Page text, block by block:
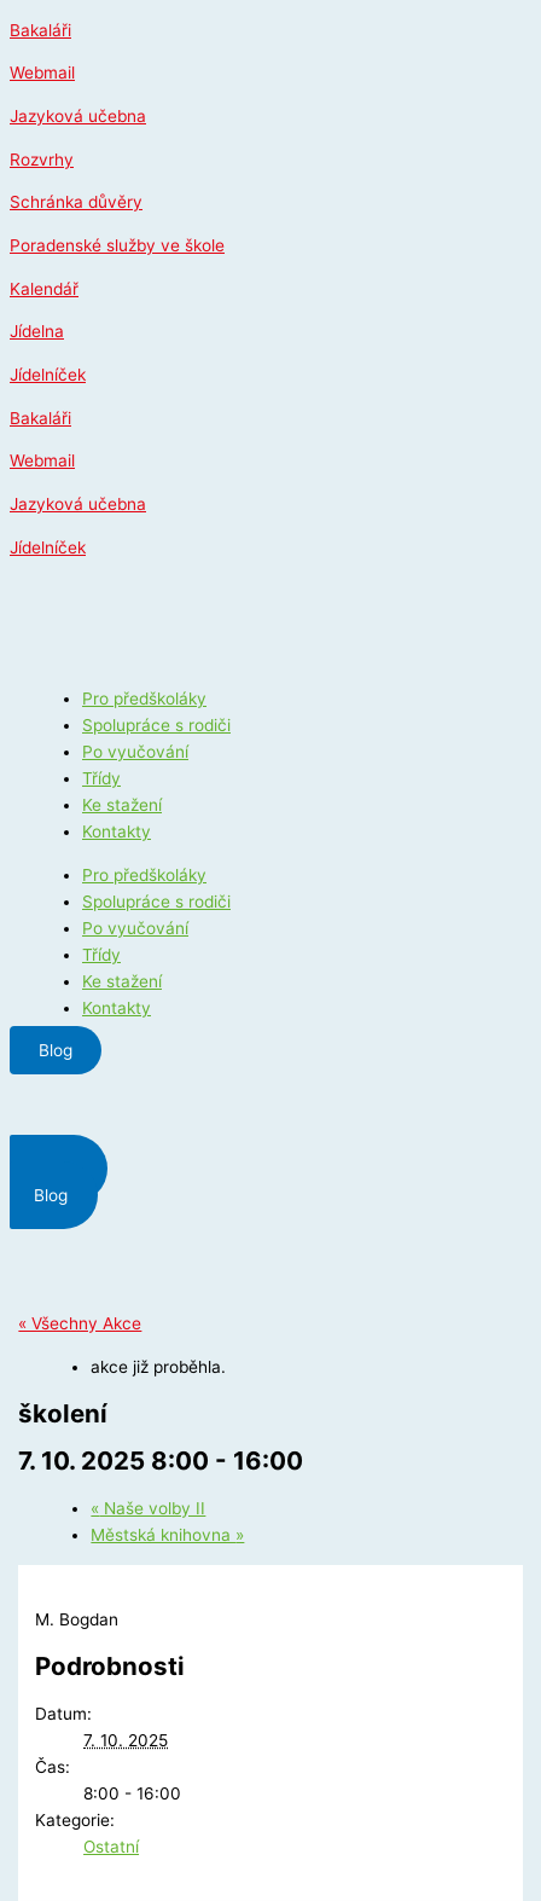
na
obsah
Bakaláři
Webmail
Jazyková učebna
Rozvrhy
Schránka důvěry
Poradenské služby ve škole
Kalendář
Jídelna
Jídelníček
Bakaláři
Webmail
Jazyková učebna
Jídelníček
Pro předškoláky
Spolupráce s rodiči
Po vyučování
Třídy
Ke stažení
Kontakty
Pro předškoláky
Spolupráce s rodiči
Po vyučování
Třídy
Ke stažení
Kontakty
Blog
Blog
« Všechny Akce
akce již proběhla.
školení
7. 10. 2025 8:00 - 16:00
« Naše volby II
Městská knihovna »
M. Bogdan
Podrobnosti
Datum:
7. 10. 2025
Čas:
8:00 - 16:00
Kategorie:
Ostatní